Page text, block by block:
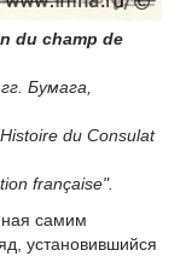
du champ de
Бумага,
du Consulat
française".
самим
установившийся